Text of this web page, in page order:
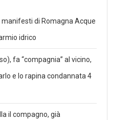
manifesti di Romagna Acque
idrico
fa “compagnia” al vicino,
e lo rapina condannata 4
il compagno, già